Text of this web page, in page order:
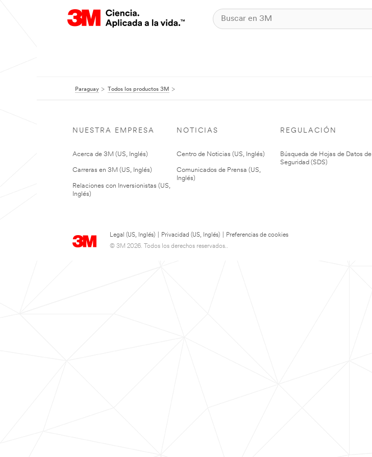
Paraguay Todos los productos 3M
NUESTRA EMPRESA
Acerca de 3M (US, Inglés)
Carreras en 3M (US, Inglés)
Relaciones con Inversionistas (US,
Inglés)
NOTICIAS
Centro de Noticias (US, Inglés)
Comunicados de Prensa (US,
Inglés)
REGULACIÓN
Búsqueda de Hojas de Datos de
Seguridad (SDS)
Legal (US, Inglés) Privacidad (US, Inglés)
Preferencias de cookies
© 3M 2026. Todos los derechos reservados..